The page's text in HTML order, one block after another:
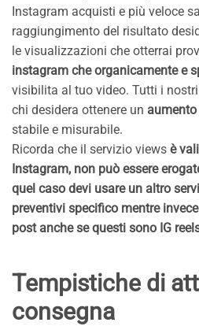
Instagram acquisti e più veloce
raggiungimento del risultato
le visualizzazioni che otterrai
instagram che organicamente e
visibilita al tuo video. Tutti i
chi desidera ottenere un
stabile e misurabile.
Ricorda che il servizio views è
Instagram, non può essere
quel caso devi usare un altro
preventivi specifico mentre
post anche se questi sono IG
Tempistiche di
consegna